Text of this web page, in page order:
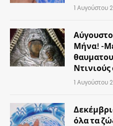
1 Αυγούστου
Μήνα! -
1 Αυγούστου
όλα τα